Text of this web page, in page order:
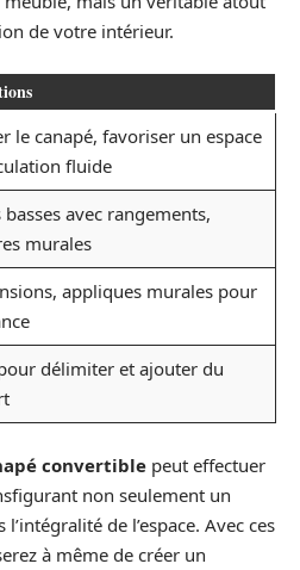
de votre intérieur.
le canapé, favoriser un espace
fluide
basses avec rangements,
murales
appliques murales pour
délimiter et ajouter du
convertible peut effectuer
non seulement un
de l’espace. Avec ces
à même de créer un